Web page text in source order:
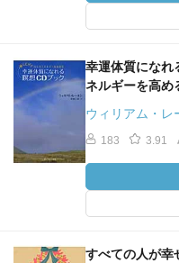
幸運体質になれ
ネルギーを高め
ウィリアム・レ
183 3.91
すべての人が幸